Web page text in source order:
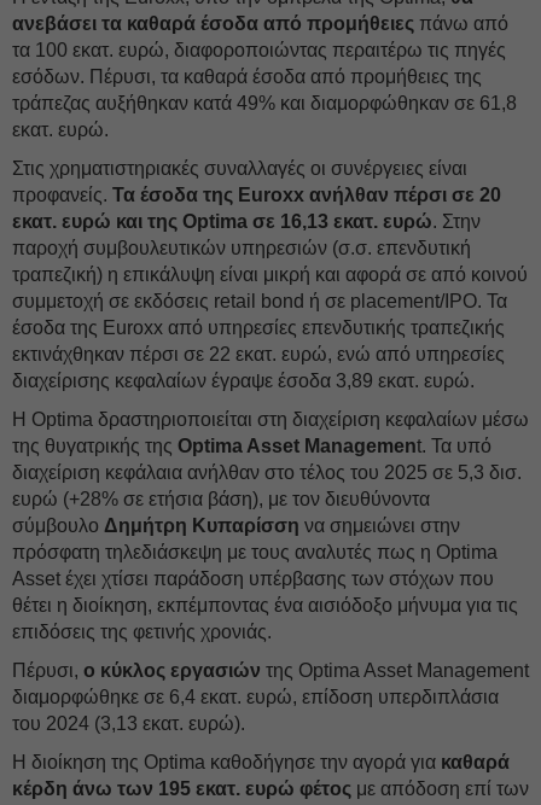
ανεβάσει τα καθαρά έσοδα από προμήθειες πάνω από
τα 100 εκατ. ευρώ, διαφοροποιώντας περαιτέρω τις πηγές
εσόδων. Πέρυσι, τα καθαρά έσοδα από προμήθειες της
τράπεζας αυξήθηκαν κατά 49% και διαμορφώθηκαν σε 61,8
εκατ. ευρώ.
Στις χρηματιστηριακές συναλλαγές οι συνέργειες είναι
προφανείς. Τα έσοδα της Euroxx ανήλθαν πέρσι σε 20
εκατ. ευρώ και της Optima σε 16,13 εκατ. ευρώ. Στην
παροχή συμβουλευτικών υπηρεσιών (σ.σ. επενδυτική
τραπεζική) η επικάλυψη είναι μικρή και αφορά σε από κοινού
συμμετοχή σε εκδόσεις retail bond ή σε placement/IPO. Τα
έσοδα της Euroxx από υπηρεσίες επενδυτικής τραπεζικής
εκτινάχθηκαν πέρσι σε 22 εκατ. ευρώ, ενώ από υπηρεσίες
διαχείρισης κεφαλαίων έγραψε έσοδα 3,89 εκατ. ευρώ.
Η Optima δραστηριοποιείται στη διαχείριση κεφαλαίων μέσω
της θυγατρικής της Optima Asset Management. Τα υπό
διαχείριση κεφάλαια ανήλθαν στο τέλος του 2025 σε 5,3 δισ.
ευρώ (+28% σε ετήσια βάση), με τον διευθύνοντα
σύμβουλο Δημήτρη Κυπαρίσση να σημειώνει στην
πρόσφατη τηλεδιάσκεψη με τους αναλυτές πως η Optima
Asset έχει χτίσει παράδοση υπέρβασης των στόχων που
θέτει η διοίκηση, εκπέμποντας ένα αισιόδοξο μήνυμα για τις
επιδόσεις της φετινής χρονιάς.
Πέρυσι, ο κύκλος εργασιών της Optima Asset Management
διαμορφώθηκε σε 6,4 εκατ. ευρώ, επίδοση υπερδιπλάσια
του 2024 (3,13 εκατ. ευρώ).
Η διοίκηση της Optima καθοδήγησε την αγορά για καθαρά
κέρδη άνω των 195 εκατ. ευρώ φέτος με απόδοση επί των